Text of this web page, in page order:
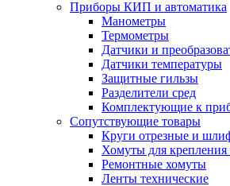
Приборы КИП и автоматика
Манометры
Термометры
Датчики и
Датчики температуры
Защитные гильзы
Разделители сред
Комплектующие к
Сопутствующие товары
Круги отрезные и
Хомуты для крепления
Ремонтные хомуты
Ленты технические